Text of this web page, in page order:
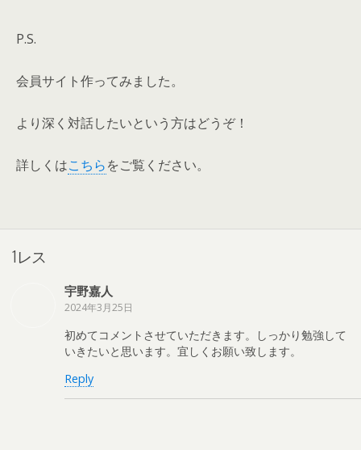
P.S.
会員サイト作ってみました。
より深く対話したいという方はどうぞ！
詳しくはこちらをご覧ください。
1レス
宇野嘉人
2024年3月25日
初めてコメントさせていただきます。しっかり勉強して
いきたいと思います。宜しくお願い致します。
Reply